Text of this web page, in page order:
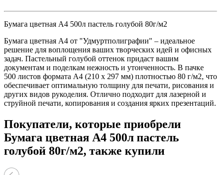
Бумага цветная А4 500л пастель голубой 80г/м2
Бумага цветная А4 от "Удмуртполиграфии" – идеальное
решение для воплощения ваших творческих идей и офисных
задач. Пастельный голубой оттенок придаст вашим
документам и поделкам нежность и утонченность. В пачке
500 листов формата А4 (210 x 297 мм) плотностью 80 г/м2, что
обеспечивает оптимальную толщину для печати, рисования и
других видов рукоделия. Отлично подходит для лазерной и
струйной печати, копирования и создания ярких презентаций.
Покупатели, которые приобрели
Бумага цветная А4 500л пастель
голубой 80г/м2, также купили